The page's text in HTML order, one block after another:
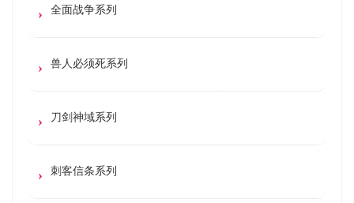
全面战争系列
兽人必须死系列
刀剑神域系列
刺客信条系列